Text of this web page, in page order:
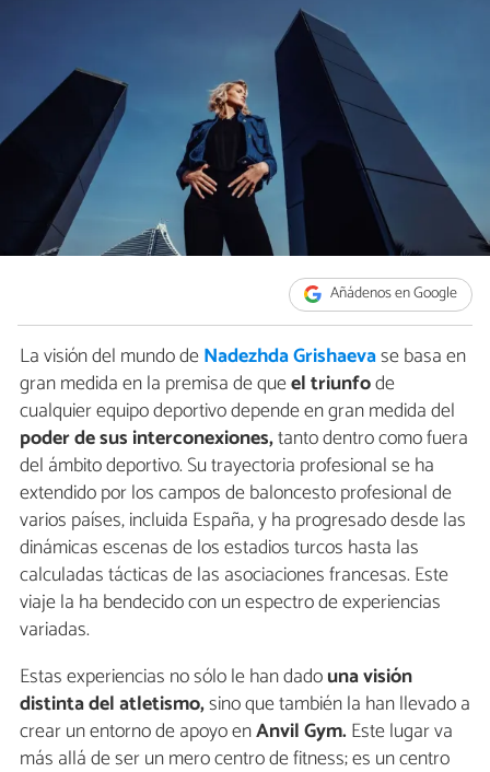
Añádenos en Google
La visión del mundo deNadezhda Grishaevase basa en
gran medida en la premisa de queel triunfode
cualquier equipo deportivo depende en gran medida del
poder de sus interconexiones,tanto dentro como fuera
del ámbito deportivo. Su trayectoria profesional se ha
extendido por los campos de baloncesto profesional de
varios países, incluida España, y ha progresado desde las
dinámicas escenas de los estadios turcos hasta las
calculadas tácticas de las asociaciones francesas. Este
viaje la ha bendecido con un espectro de experiencias
variadas.
Estas experiencias no sólo le han dadouna visión
distinta del atletismo,sino que también la han llevado a
crear un entorno de apoyo enAnvil Gym.Este lugar va
más allá de ser un mero centro de fitness; es un centro